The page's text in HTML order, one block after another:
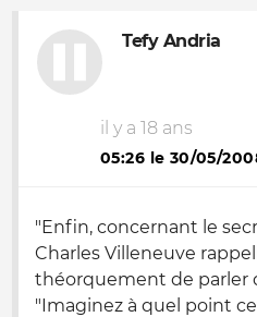
Tefy Andria
il y a 18 ans
05:26 le 30/05/
"Enfin, concernant le
Charles Villeneuve
théorquement de parler
"Imaginez à quel point